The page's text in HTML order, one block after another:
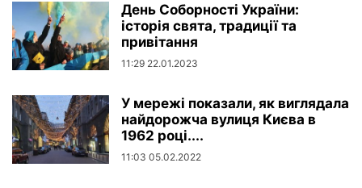
День Соборності України:
історія свята, традиції та
привітання
11:29 22.01.2023
У мережі показали, як виглядала
найдорожча вулиця Києва в
1962 році....
11:03 05.02.2022